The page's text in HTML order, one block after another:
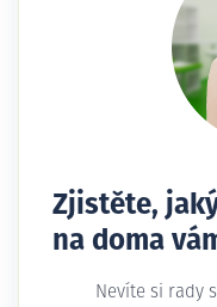
Zjistěte,
na doma
Nevíte si rady